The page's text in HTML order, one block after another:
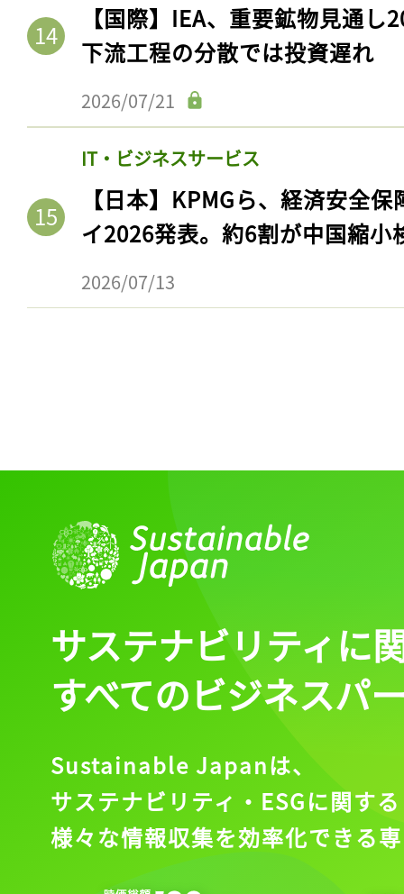
【国際】IEA、重要鉱物見通
下流工程の分散では投資遅れ
2026/07/21
IT・ビジネスサービス
【日本】KPMGら、経済安全
イ2026発表。約6割が中国縮小
2026/07/13
サステナビリティに
すべてのビジネスパ
Sustainable Japanは、
サステナビリティ・ESGに関する
様々な情報収集を効率化できる